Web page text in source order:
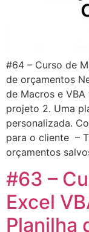
#64 – Curso de
de orçamentos
de Macros e
projeto 2. Uma
personalizada.
para o cliente –
orçamentos
#63 –
Excel
Planilha